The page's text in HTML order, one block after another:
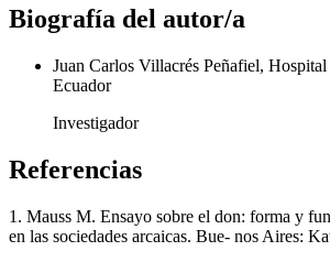
Biografía del autor/a
Juan Carlos Villacrés Peñafiel,
Ecuador
Investigador
Referencias
1. Mauss M. Ensayo sobre el don: forma y
en las sociedades arcaicas. Bue- nos Aires: